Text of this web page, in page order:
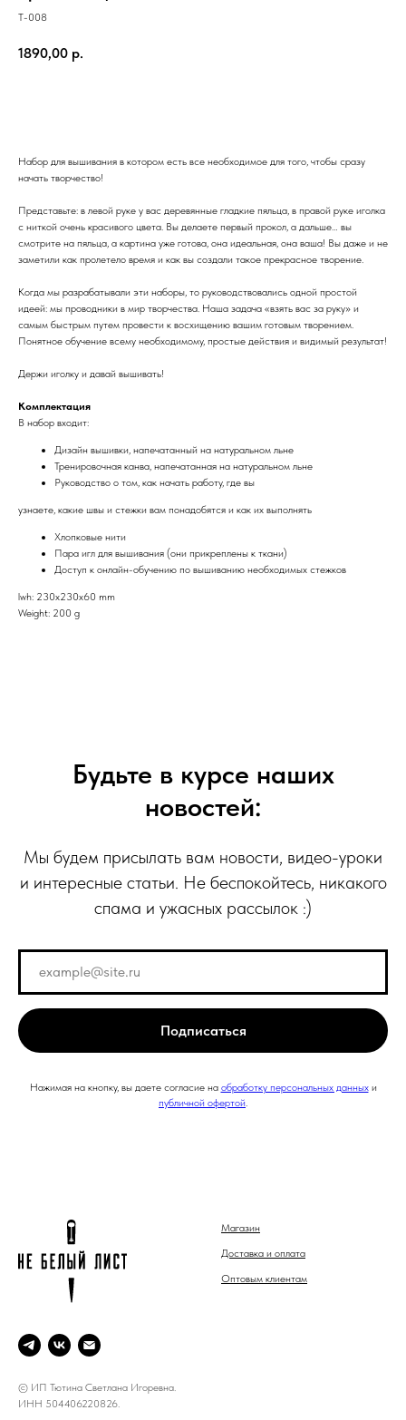
T-008
1890,00 р.
Набор для вышивания в котором есть все необходимое для того, чтобы сразу
начать творчество!
Представьте: в левой руке у вас деревянные гладкие пяльца, в правой руке иголка
с ниткой очень красивого цвета. Вы делаете первый прокол, а дальше… вы
смотрите на пяльца, а картина уже готова, она идеальная, она ваша! Вы даже и не
заметили как пролетело время и как вы создали такое прекрасное творение.
Когда мы разрабатывали эти наборы, то руководствовались одной простой
идеей: мы проводники в мир творчества. Наша задача «взять вас за руку» и
самым быстрым путем провести к восхищению вашим готовым творением.
Понятное обучение всему необходимому, простые действия и видимый результат!
Держи иголку и давай вышивать!
Комплектация
В набор входит:
Дизайн вышивки, напечатанный на натуральном льне
Тренировочная канва, напечатанная на натуральном льне
Руководство о том, как начать работу, где вы
узнаете, какие швы и стежки вам понадобятся и как их выполнять
Хлопковые нити
Пара игл для вышивания (они прикреплены к ткани)
Доступ к онлайн-обучению по вышиванию необходимых стежков
lwh: 230x230x60 mm
Weight: 200 g
Будьте в курсе наших
новостей:
Мы будем присылать вам новости, видео-уроки
и интересные статьи. Не беспокойтесь, никакого
спама и ужасных рассылок :)
Подписаться
Нажимая на кнопку, вы даете согласие на обработку персональных данныхи
публичной офертой.
© ИП Тютина Светлана Игоревна.
ИНН 504406220826.
Магазин
Доставка и оплата
Оптовым клиентам